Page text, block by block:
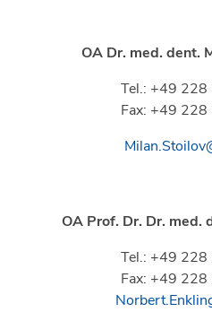
OA Dr. med. dent.
Tel.: +49
Fax: +49
OA Prof. Dr. Dr. med.
Tel.: +49
Fax: +49